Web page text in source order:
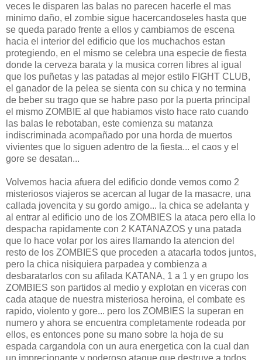
veces le disparen las balas no parecen hacerle el mas
minimo daño, el zombie sigue hacercandoseles hasta que
se queda parado frente a ellos y cambiamos de escena
hacia el interior del edificio que los muchachos estan
protegiendo, en el mismo se celebra una especie de fiesta
donde la cerveza barata y la musica corren libres al igual
que los puñetas y las patadas al mejor estilo FIGHT CLUB,
el ganador de la pelea se sienta con su chica y no termina
de beber su trago que se habre paso por la puerta principal
el mismo ZOMBIE al que habiamos visto hace rato cuando
las balas le rebotaban, este comienza su matanza
indiscriminada acompañado por una horda de muertos
vivientes que lo siguen adentro de la fiesta... el caos y el
gore se desatan...
Volvemos hacia afuera del edificio donde vemos como 2
misteriosos viajeros se acercan al lugar de la masacre, una
callada jovencita y su gordo amigo... la chica se adelanta y
al entrar al edificio uno de los ZOMBIES la ataca pero ella lo
despacha rapidamente con 2 KATANAZOS y una patada
que lo hace volar por los aires llamando la atencion del
resto de los ZOMBIES que proceden a atacarla todos juntos,
pero la chica nisiquiera parpadea y combienza a
desbaratarlos con su afilada KATANA, 1 a 1 y en grupo los
ZOMBIES son partidos al medio y explotan en viceras con
cada ataque de nuestra misteriosa heroina, el combate es
rapido, violento y gore... pero los ZOMBIES la superan en
numero y ahora se encuentra completamente rodeada por
ellos, es entonces pone su mano sobre la hoja de su
espada cargandola con un aura energetica con la cual dan
un imprecionante y poderoso ataque que destruye a todos